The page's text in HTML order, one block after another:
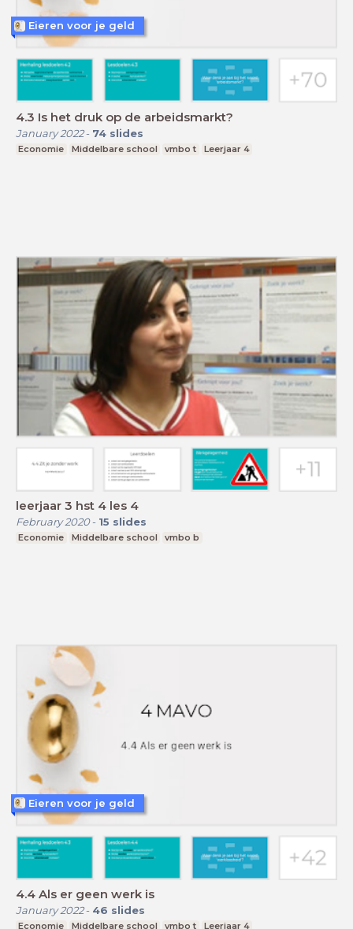
4.3 Is het druk op de arbeidsmarkt?
January 2022- 74 slides
Economie Middelbare school vmbo t Leerjaar 4
Eieren voor je geld
leerjaar 3 hst 4 les 4
February 2020- 15 slides
Economie Middelbare school vmbo b
4.4 Als er geen werk is
January 2022- 46 slides
Economie Middelbare school vmbo t Leerjaar 4
Eieren voor je geld